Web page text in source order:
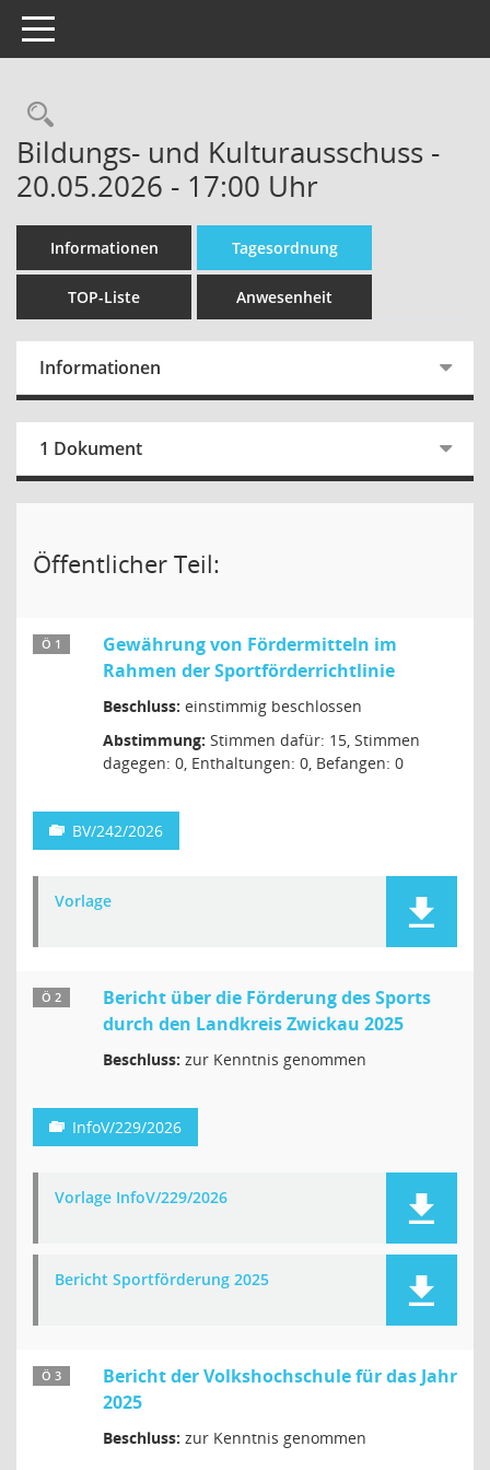
Toggle navigation
Bildungs- und Kulturausschuss -
20.05.2026 - 17:00 Uhr
Informationen Tagesordnung
TOP-Liste Anwesenheit
Informationen
1 Dokument
Öffentlicher Teil:
Ö 1
Gewährung von Fördermitteln im
Rahmen der Sportförderrichtlinie
Beschluss: einstimmig beschlossen
Abstimmung: Stimmen dafür: 15, Stimmen
dagegen: 0, Enthaltungen: 0, Befangen: 0
BV/242/2026
Vorlage
Ö 2
Bericht über die Förderung des Sports
durch den Landkreis Zwickau 2025
Beschluss: zur Kenntnis genommen
InfoV/229/2026
Vorlage InfoV/229/2026
Bericht Sportförderung 2025
Ö 3
Bericht der Volkshochschule für das Jahr
2025
Beschluss: zur Kenntnis genommen